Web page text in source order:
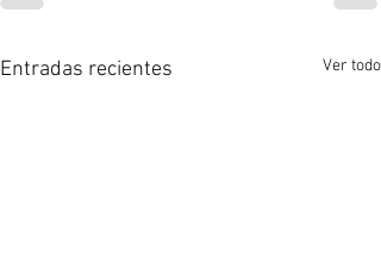
Entradas recientes Ver todo